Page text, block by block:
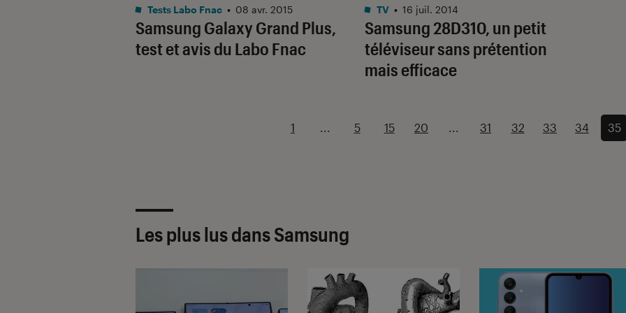
Samsung Galaxy Grand Plus,
test et avis du Labo Fnac
Tests Labo Fnac • 08 avr. 2015
Samsung 28D310, un petit
téléviseur sans prétention
mais efficace
TV • 16 juil. 2014
1 ... 5 15 20 ... 31 32 33 34 35
Les plus lus dans Samsung